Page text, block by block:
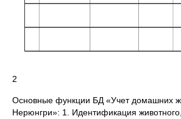
2
Основные функции БД «Учет домашних
Нерюнгри»: 1. Идентификация